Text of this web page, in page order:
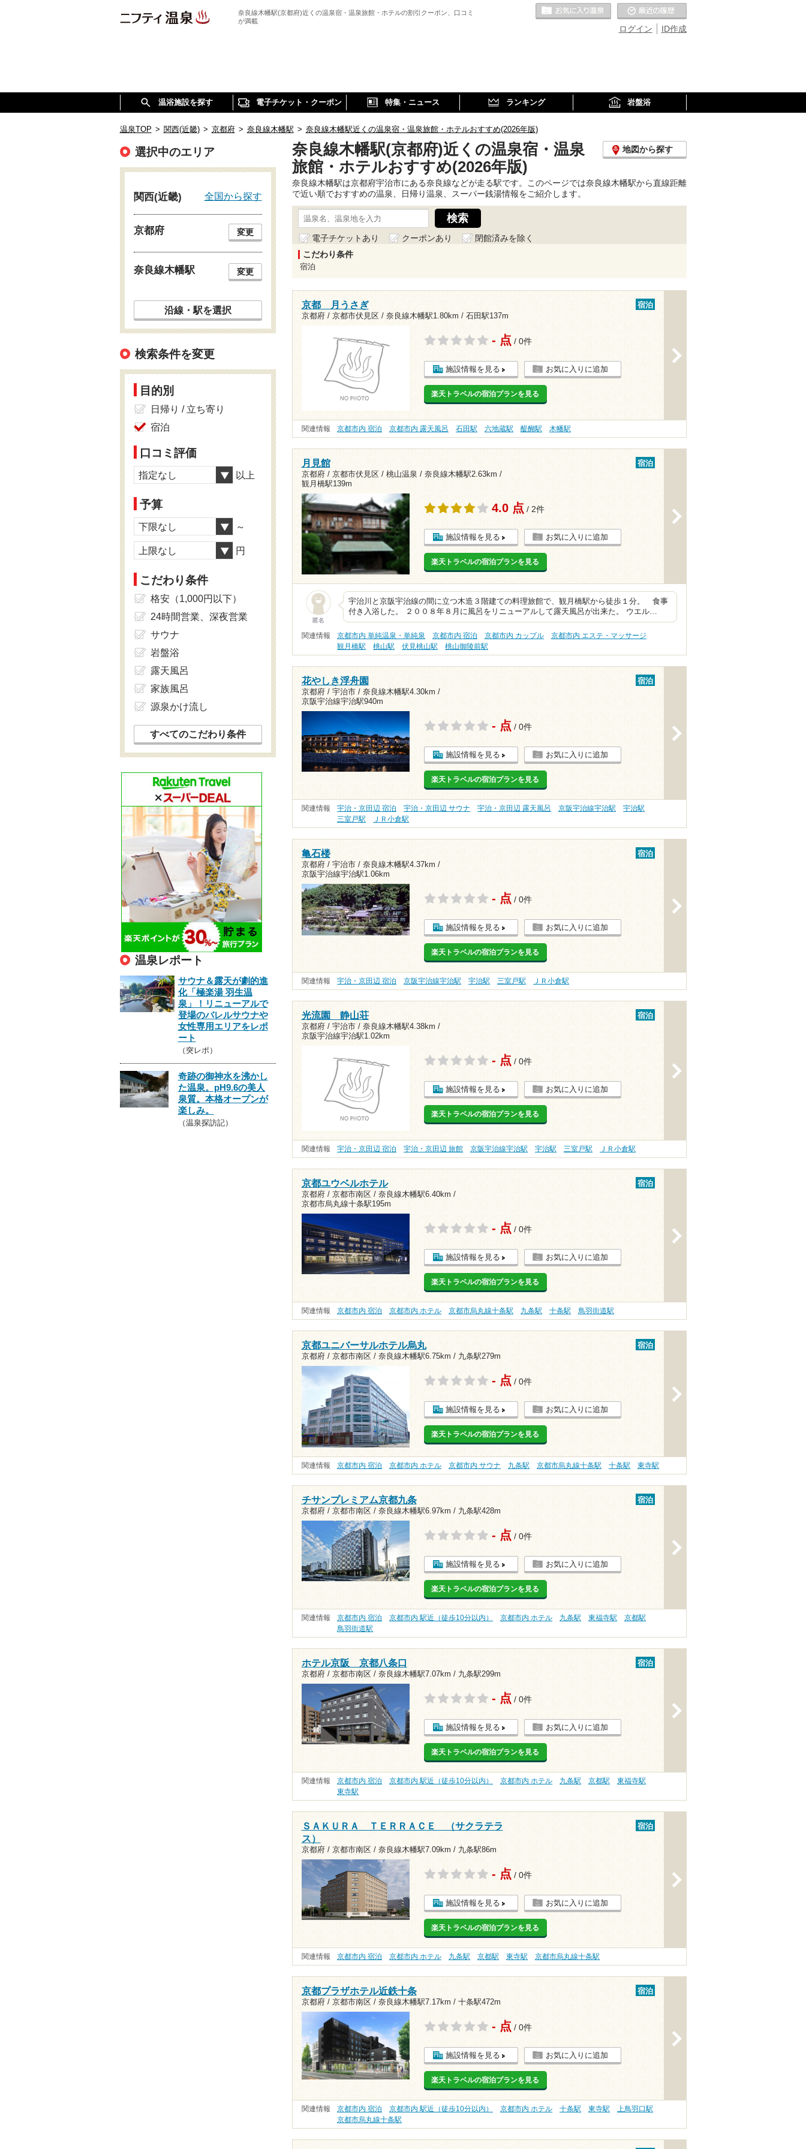
奈良線木幡駅(京都府)近くの温泉宿・温泉旅館・ホテルの割引クーポン、口コミ
が満載
ID作成
ログイン
お気に入りの温泉
温浴施設を探す 電子チケット・クーポン 特集・ニュース ランキング 岩盤浴
温泉TOP > 関西(近畿) > 京都府 > 奈良線木幡駅 > 奈良線木幡駅近くの温泉宿・温泉旅館・ホテルおすすめ(2026年版)
奈良線木幡駅(京都府)近くの温泉宿・温泉
旅館・ホテルおすすめ(2026年版)
地図から探す
奈良線木幡駅は京都府宇治市にある奈良線などが走る駅です。このページでは奈良線木幡駅から直線距離
で近い順でおすすめの温泉、日帰り温泉、スーパー銭湯情報をご紹介します。
電子チケットあり クーポンあり
閉館済みを除く
こだわり条件
宿泊
京都 月うさぎ
京都府 / 京都市伏見区 / 奈良線木幡駅1.80km / 石田駅137m
宿泊
- 点 / 0件
施設情報を見る お気に入りに追加
楽天トラベルの宿泊プランを見る
関連情報 京都市内 宿泊 京都市内 露天風呂 石田駅 六地蔵駅 醍醐駅 木幡駅
月見館
京都府 / 京都市伏見区 / 桃山温泉 / 奈良線木幡駅2.63km /
観月橋駅139m
宿泊
4.0 点 / 2件
施設情報を見る お気に入りに追加
楽天トラベルの宿泊プランを見る
匿名
宇治川と京阪宇治線の間に立つ木造３階建ての料理旅館で、観月橋駅から徒歩１分。 食事
付き入浴した。 ２００８年８月に風呂をリニューアルして露天風呂が出来た。 ウエル…
関連情報 京都市内 単純温泉・単純泉 京都市内 宿泊 京都市内 カップル
京都市内 エステ・マッサージ
観月橋駅
桃山駅 伏見桃山駅 桃山御陵前駅
花やしき浮舟園
京都府 / 宇治市 / 奈良線木幡駅4.30km /
京阪宇治線宇治駅940m
宿泊
- 点 / 0件
施設情報を見る お気に入りに追加
楽天トラベルの宿泊プランを見る
関連情報 宇治・京田辺 宿泊 宇治・京田辺 サウナ 宇治・京田辺 露天風呂 京阪宇治線宇治駅
宇治駅
三室戸駅
ＪＲ小倉駅
亀石楼
京都府 / 宇治市 / 奈良線木幡駅4.37km /
京阪宇治線宇治駅1.06km
宿泊
- 点 / 0件
施設情報を見る お気に入りに追加
楽天トラベルの宿泊プランを見る
関連情報 宇治・京田辺 宿泊 京阪宇治線宇治駅 宇治駅 三室戸駅 ＪＲ小倉駅
光流園 静山荘
京都府 / 宇治市 / 奈良線木幡駅4.38km /
京阪宇治線宇治駅1.02km
宿泊
- 点 / 0件
施設情報を見る お気に入りに追加
楽天トラベルの宿泊プランを見る
関連情報 宇治・京田辺 宿泊 宇治・京田辺 旅館 京阪宇治線宇治駅 宇治駅 三室戸駅 ＪＲ小倉駅
京都ユウベルホテル
京都府 / 京都市南区 / 奈良線木幡駅6.40km /
京都市烏丸線十条駅195m
宿泊
- 点 / 0件
施設情報を見る お気に入りに追加
楽天トラベルの宿泊プランを見る
関連情報 京都市内 宿泊 京都市内 ホテル 京都市烏丸線十条駅 九条駅 十条駅 鳥羽街道駅
京都ユニバーサルホテル烏丸
京都府 / 京都市南区 / 奈良線木幡駅6.75km / 九条駅279m
宿泊
- 点 / 0件
施設情報を見る お気に入りに追加
楽天トラベルの宿泊プランを見る
関連情報 京都市内 宿泊 京都市内 ホテル 京都市内 サウナ 九条駅 京都市烏丸線十条駅 十条駅 東寺駅
チサンプレミアム京都九条
京都府 / 京都市南区 / 奈良線木幡駅6.97km / 九条駅428m
宿泊
- 点 / 0件
施設情報を見る お気に入りに追加
楽天トラベルの宿泊プランを見る
関連情報 京都市内 宿泊 京都市内 駅近（徒歩10分以内） 京都市内 ホテル 九条駅 東福寺駅
京都駅
鳥羽街道駅
ホテル京阪 京都八条口
京都府 / 京都市南区 / 奈良線木幡駅7.07km / 九条駅299m
宿泊
- 点 / 0件
施設情報を見る お気に入りに追加
楽天トラベルの宿泊プランを見る
関連情報 京都市内 宿泊 京都市内 駅近（徒歩10分以内） 京都市内 ホテル 九条駅 京都駅
東福寺駅
東寺駅
ＳＡＫＵＲＡ ＴＥＲＲＡＣＥ （サクラテラ
ス）
京都府 / 京都市南区 / 奈良線木幡駅7.09km / 九条駅86m
宿泊
- 点 / 0件
施設情報を見る お気に入りに追加
楽天トラベルの宿泊プランを見る
関連情報 京都市内 宿泊 京都市内 ホテル 九条駅 京都駅 東寺駅 京都市烏丸線十条駅
京都プラザホテル近鉄十条
京都府 / 京都市南区 / 奈良線木幡駅7.17km / 十条駅472m
宿泊
- 点 / 0件
施設情報を見る お気に入りに追加
楽天トラベルの宿泊プランを見る
関連情報 京都市内 宿泊 京都市内 駅近（徒歩10分以内） 京都市内 ホテル 十条駅 東寺駅
上鳥羽口駅
京都市烏丸線十条駅
選択中のエリア
関西(近畿) 全国から探す
京都府 変更
奈良線木幡駅 変更
沿線・駅を選択
検索条件を変更
目的別
日帰り / 立ち寄り
宿泊
口コミ評価
指定なし 以上
予算
下限なし ～
上限なし 円
こだわり条件
格安（1,000円以下）
24時間営業、深夜営業
サウナ
岩盤浴
露天風呂
家族風呂
源泉かけ流し
すべてのこだわり条件
温泉レポート
サウナ＆露天が劇的進
化「極楽湯 羽生温
泉」！リニューアルで
登場のバレルサウナや
女性専用エリアをレポ
ート
（突レポ）
奇跡の御神水を沸かし
た温泉。pH9.6の美人
泉質。本格オープンが
楽しみ。
（温泉探訪記）